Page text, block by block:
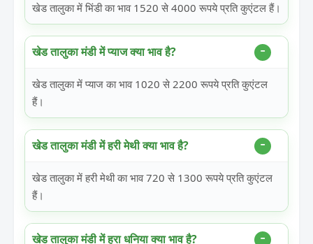
खेड तालुका में भिंडी का भाव 1520 से 4000 रूपये प्रति कुएंटल हैं।
खेड तालुका मंडी में प्याज क्या भाव है?
खेड तालुका में प्याज का भाव 1020 से 2200 रूपये प्रति कुएंटल
हैं।
खेड तालुका मंडी में हरी मेथी क्या भाव है?
खेड तालुका में हरी मेथी का भाव 720 से 1300 रूपये प्रति कुएंटल
हैं।
खेड तालुका मंडी में हरा धनिया क्या भाव है?